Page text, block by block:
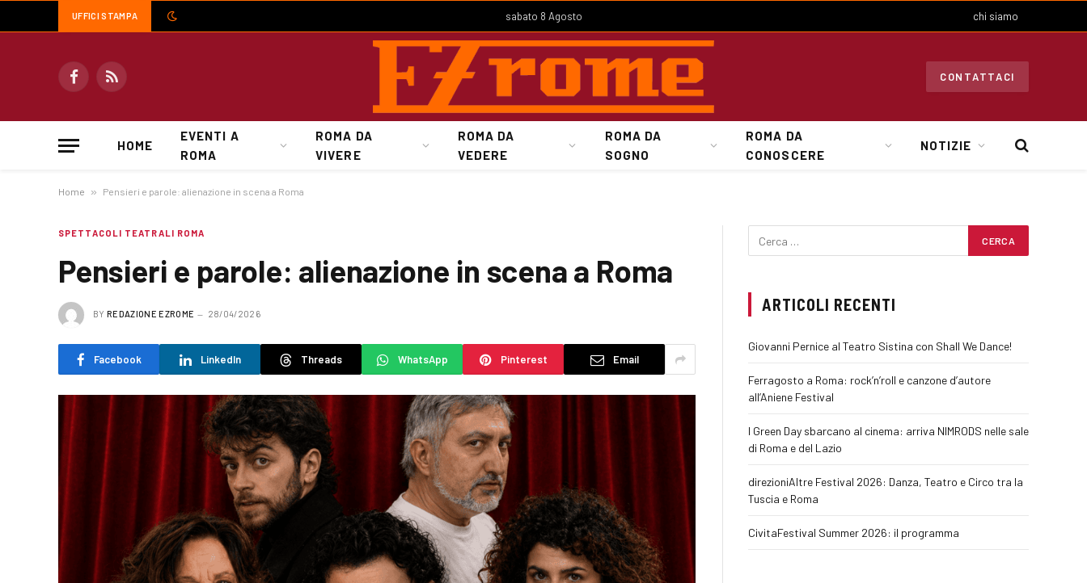
UFFICI STAMPA sabato 8 Agosto chi siamo
FacebookRSS
CONTATTACI
HOME
EVENTI A
ROMA
ROMA DA
VIVERE
ROMA DA
VEDERE
ROMA DA
SOGNO
ROMA DA
CONOSCERE
NOTIZIE
Home » Pensieri e parole: alienazione in scena a Roma
SPETTACOLI TEATRALI ROMA
Pensieri e parole: alienazione in scena a Roma
BY REDAZIONE EZROME 28/04/2026
Facebook LinkedIn Threads WhatsApp Pinterest Email
ARTICOLI RECENTI
Giovanni Pernice al Teatro Sistina con Shall We Dance!
Ferragosto a Roma: rock’n’roll e canzone d’autore
all’Aniene Festival
I Green Day sbarcano al cinema: arriva NIMRODS nelle sale
di Roma e del Lazio
direzioniAltre Festival 2026: Danza, Teatro e Circo tra la
Tuscia e Roma
CivitaFestival Summer 2026: il programma